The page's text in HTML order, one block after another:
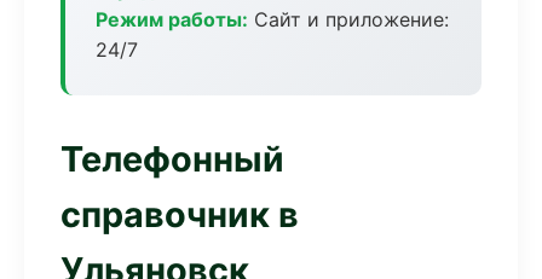
Режим работы: Сайт и приложение:
24/7
Телефонный
справочник в
Ульяновск